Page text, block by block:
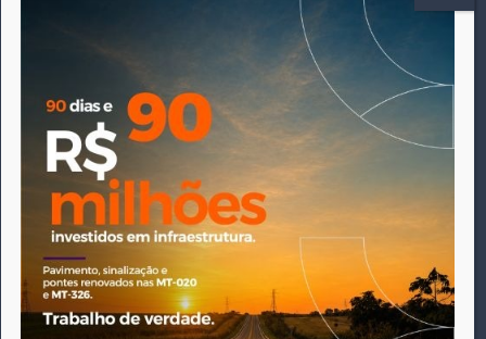
A história do Pioneiro inicia em fevereiro de 2005 em
Canarana - MT, na época, como um jornal impresso semanal,
que chegou a possuir mil assinantes. Durante 15 anos, foram
publicadas 691 edições que narraram os acontecimentos
políticos, policiais e cotidianos de Canarana e região. Fiel a sua
origem, pautado sempre pela busca incessante da
imparcialidade, faz jus a sua logo, com o característico "avião
da praça" de Canarana, sendo o símbolo do
comprometimento deste veículo de comunicação com o
relato dos fatos neste município. Em 06 de dezembro de 2019
circulou a última edição impressa do jornal, que desde então
tem veiculação exclusivamente online.